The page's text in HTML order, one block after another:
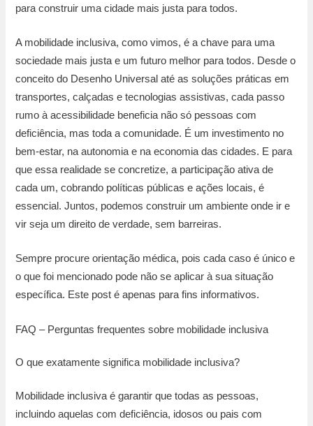
para construir uma cidade mais justa para todos.
A mobilidade inclusiva, como vimos, é a chave para uma
sociedade mais justa e um futuro melhor para todos. Desde o
conceito do Desenho Universal até as soluções práticas em
transportes, calçadas e tecnologias assistivas, cada passo
rumo à acessibilidade beneficia não só pessoas com
deficiência, mas toda a comunidade. É um investimento no
bem-estar, na autonomia e na economia das cidades. E para
que essa realidade se concretize, a participação ativa de
cada um, cobrando políticas públicas e ações locais, é
essencial. Juntos, podemos construir um ambiente onde ir e
vir seja um direito de verdade, sem barreiras.
Sempre procure orientação médica, pois cada caso é único e
o que foi mencionado pode não se aplicar à sua situação
específica. Este post é apenas para fins informativos.
FAQ – Perguntas frequentes sobre mobilidade inclusiva
O que exatamente significa mobilidade inclusiva?
Mobilidade inclusiva é garantir que todas as pessoas,
incluindo aquelas com deficiência, idosos ou pais com